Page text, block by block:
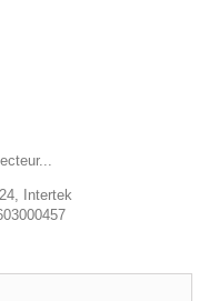
Intertek